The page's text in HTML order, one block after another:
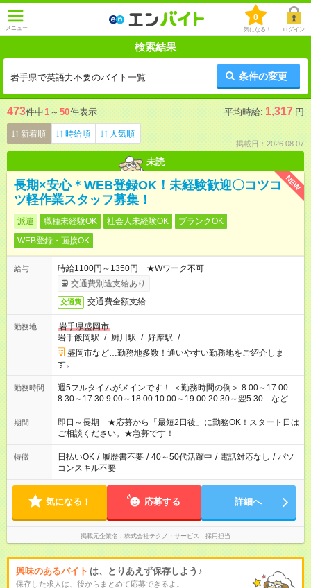
メニュー
0
気になる！ ログイン
検索結果
岩手県で英語力不要のバイト一覧 条件の変更
473件中1 ～ 50件表示 平均時給: 1,317 円
新着順 時給順 人気順
掲載日：2026.08.07
未読
NEW
長期×安心＊WEB登録OK！未経験歓迎〇コツコ
ツ軽作業スタッフ募集！
派遣 職種未経験OK 社会人未経験OK
ブランクOK
WEB登録・面接OK
給与
時給1100円～1350円 ★Wワーク不可
交通費別途支給あり
交通費 交通費全額支給
勤務地
岩手県盛岡市
岩手飯岡駅 / 厨川駅 / 好摩駅 / …
盛岡市など…勤務地多数！通いやすい勤務地をご紹介しま
す。
勤務時間
週5フルタイムがメインです！ ＜勤務時間の例＞ 8:00～17:00
8:30～17:30 9:00～18:00 10:00～19:00 20:30～翌5:30 など ★
その他にも勤務時間多数！ 日勤のみ、残業なし、交替制など
ご希望を教えてください！
期間
即日～長期 ★応募から「最短2日後」に勤務OK！スタート日は
ご相談ください。★急募です！
特徴 日払いOK / 履歴書不要 / 40～50代活躍中 / 電話対応なし / パソ
コンスキル不要
気になる！ 応募する 詳細へ
掲載元企業名 株式会社テクノ・サービス 採用担当
興味のあるバイト は、とりあえず保存しよう♪
保存した求人は、後からまとめて応募できるよ。